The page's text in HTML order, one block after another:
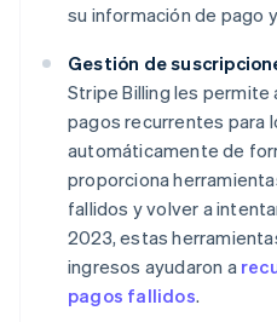
su información de pago
Gestión de
Stripe Billing les
pagos recurrentes para
automáticamente de
proporciona
fallidos y volver a
2023, estas
ingresos ayudaron a
pagos fallidos.